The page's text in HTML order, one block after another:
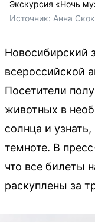
Экскурсия «Ночь
Источник: Анна
Новосибирский
всероссийской
Посетители
животных в
солнца и
темноте. В
что все билеты
раскуплены за